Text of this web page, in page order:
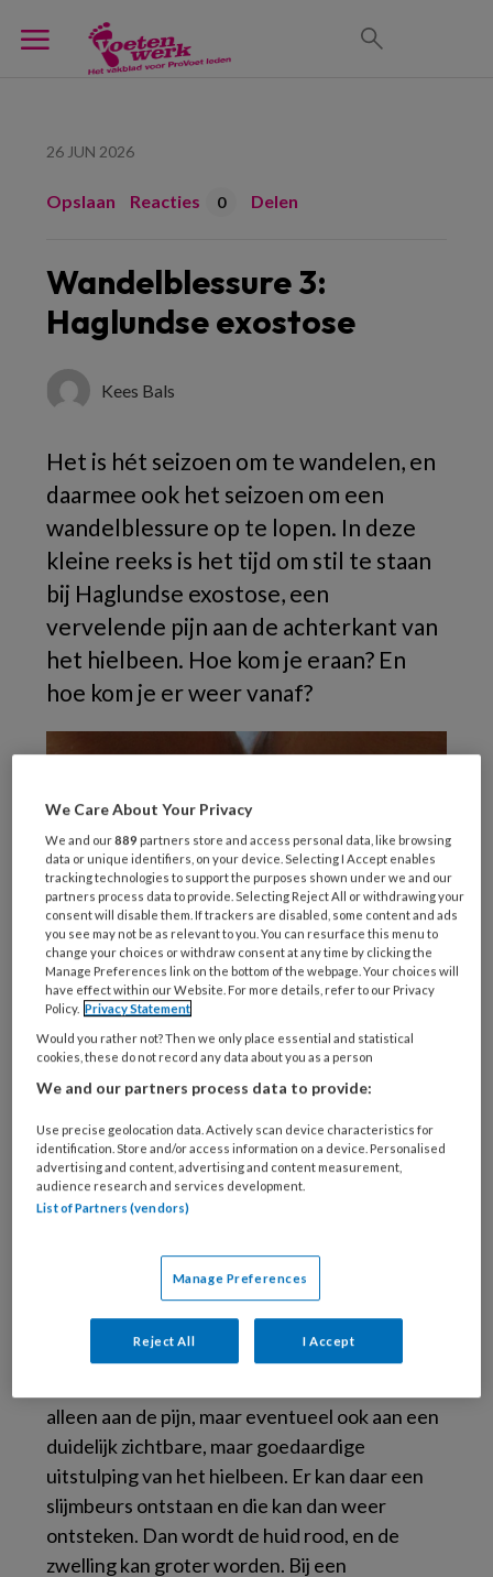
26 JUN 2026
Opslaan Reacties 0 Delen
Wandelblessure 3:
Haglundse exostose
Kees Bals
Het is hét seizoen om te wandelen, en
daarmee ook het seizoen om een
wandelblessure op te lopen. In deze
kleine reeks is het tijd om stil te staan
bij Haglundse exostose, een
vervelende pijn aan de achterkant van
het hielbeen. Hoe kom je eraan? En
hoe kom je er weer vanaf?
Haglundse exostose (Foto: Sciencia58; Creative Commons)
Denaamgevervan deze blessure is de
Zweedse orthopedisch chirurg Patrick
Haglund, die de aandoening in 1928 voor het
eerst beschreef. De aandoening is ook bekend
als de ‘pump bump’. Dat verwijst naar de
oorzaak: de harde bovenrand van pumps. Maar
wandelschoenen. Het zal je daarom niet
verbazen dat de pijnaan bovenkant van de hiel
zit. Om precies te zijn: daar waar de
alleen aan de pijn, maar eventueel ook aan een
duidelijk zichtbare, maar goedaardige
uitstulping van het hielbeen. Er kan daar een
slijmbeurs ontstaan en die kan dan weer
ontsteken. Dan wordt de huid rood, en de
zwelling kan groter worden. Bij een
We Care About Your Privacy
We and our889 partners store and access personal data, like browsing
data or unique identifiers, on your device. Selecting I Accept enables
tracking technologies to support the purposes shown under we and our
partners process data to provide. Selecting Reject All or withdrawing your
consent will disable them. If trackers are disabled, some content and ads
you see may not be as relevant to you. You can resurface this menu to
change your choices or withdraw consent at any time by clicking the
Manage Preferences link on the bottom of the webpage. Your choices will
have effect within our Website. For more details, refer to our Privacy
Policy. Privacy Statement
Would you rather not? Then we only place essential and statistical
cookies, these do not record any data about you as a person
We and our partners process data to provide:
Use precise geolocation data. Actively scan device characteristics for
identification. Store and/or access information on a device. Personalised
advertising and content, advertising and content measurement,
audience research and services development.
List of Partners (vendors)
Manage Preferences
Reject All I Accept